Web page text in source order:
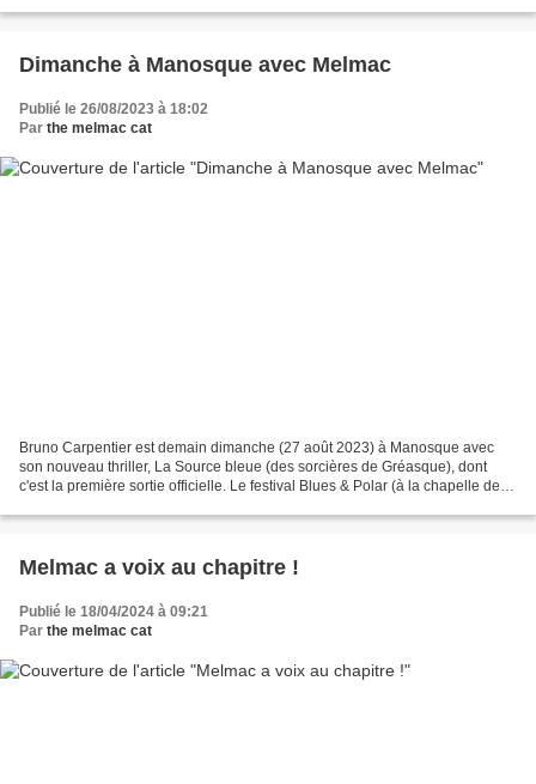
Dimanche à Manosque avec Melmac
Publié le 26/08/2023 à 18:02
Par the melmac cat
Bruno Carpentier est demain dimanche (27 août 2023) à Manosque avec
son nouveau thriller, La Source bleue (des sorcières de Gréasque), dont
c'est la première sortie officielle. Le festival Blues & Polar (à la chapelle de
Melmac a voix au chapitre !
Publié le 18/04/2024 à 09:21
Par the melmac cat